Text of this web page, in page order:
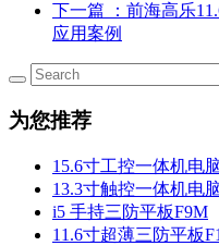
下一篇
：前海高乐
应用案例
为您推荐
15.6寸工控一体机电
13.3寸触控一体机电
i5 手持三防平板F9M
11.6寸超薄三防平板